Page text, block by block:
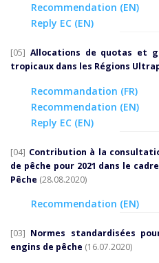
Recommendation (EN)
Reply EC (EN)
[05] Allocations de quotas et
tropicaux dans les Régions
Recommandation (FR)
Recommendation (EN)
Reply EC (EN)
[04] Contribution à la
de pêche pour 2021 dans le
Pêche (28.08.2020)
Recommendation (EN)
[03] Normes standardisées
engins de pêche (16.07.2020)